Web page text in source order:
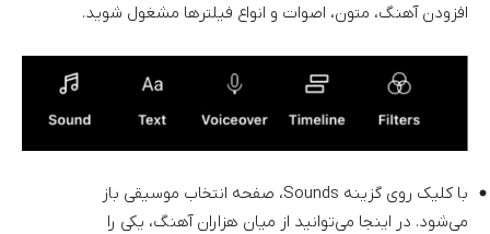
افزودن آهنگ، متون، اصوات و انواع فیلترها مشغول شوید.
با کلیک روی گزینه Sounds، صفحه انتخاب موسیقی باز
می‌شود. در اینجا می‌توانید از میان هزاران آهنگ، یکی را